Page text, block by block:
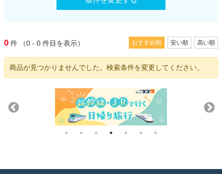
0 件 （0 - 0 件目を表示） おすすめ順 安い順 高い順
商品が見つかりませんでした。検索条件を変更してください。